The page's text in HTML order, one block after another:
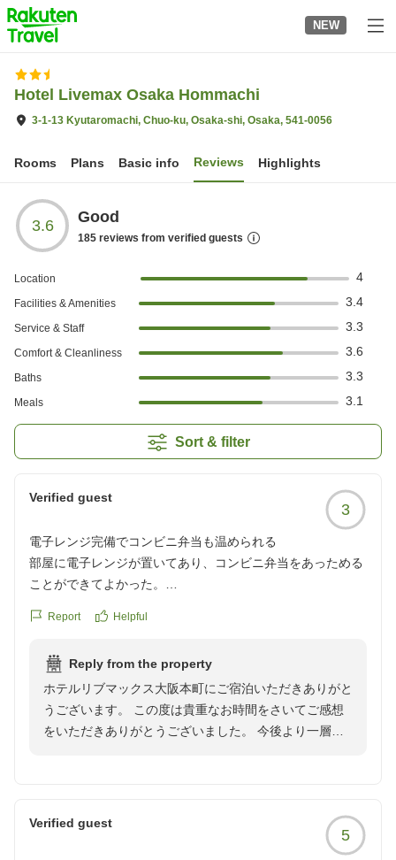
to
top
page
NEW
Hotel Livemax Osaka Hommachi
3-1-13 Kyutaromachi, Chuo-ku, Osaka-shi, Osaka, 541-0056
Rooms Plans Basic info Reviews Highlights
3.6 Good
185 reviews from verified guests
Location 4
Facilities & Amenities 3.4
Service & Staff 3.3
Comfort & Cleanliness 3.6
Baths 3.3
Meals 3.1
Sort & filter
Verified guest
3
電子レンジ完備でコンビニ弁当も温められる
部屋に電子レンジが置いてあり、コンビニ弁当をあっためる
ことができてよかった。
https://review.travel.rakuten.co.jp/hotel/voice/172483?
Report Helpful
Reply from the property
ホテルリブマックス大阪本町にご宿泊いただきありがと
うございます。 この度は貴重なお時間をさいてご感想
をいただきありがとうございました。 今後より一層お
本町 宿泊課
Verified guest
5